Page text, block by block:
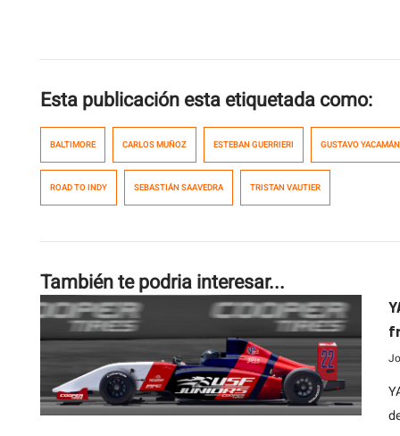
Esta publicación esta etiquetada como:
BALTIMORE CARLOS MUÑOZ ESTEBAN GUERRIERI GUSTAVO YACAMÁN
ROAD TO INDY SEBASTIÁN SAAVEDRA TRISTAN VAUTIER
También te podria interesar...